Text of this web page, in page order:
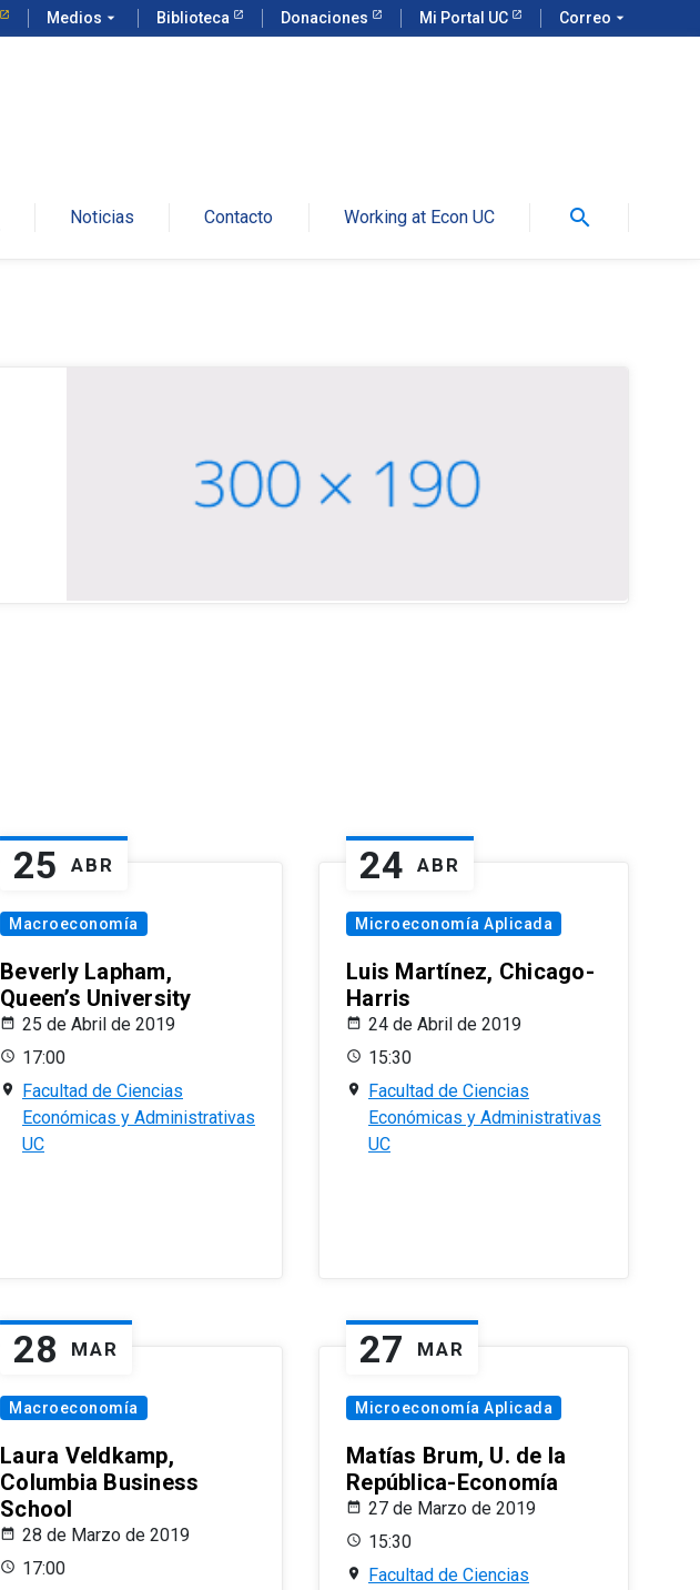
Medios arrow_drop_down Biblioteca Donaciones Mi Portal UC Correo arrow_drop_down
Noticias Contacto Working at Econ UC search
25 ABR
Macroeconomía
Beverly Lapham,
Queen’s University
25 de Abril de 2019
17:00
Facultad de Ciencias
Económicas y Administrativas
UC
24 ABR
Microeconomía Aplicada
Luis Martínez, Chicago-
Harris
24 de Abril de 2019
15:30
Facultad de Ciencias
Económicas y Administrativas
UC
28 MAR
Macroeconomía
Laura Veldkamp,
Columbia Business
School
28 de Marzo de 2019
17:00
27 MAR
Microeconomía Aplicada
Matías Brum, U. de la
República-Economía
27 de Marzo de 2019
15:30
Facultad de Ciencias